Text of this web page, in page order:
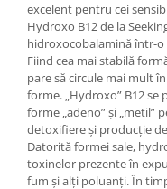
excelent pentru cei
Hydroxo B12 de la
hidroxocobalamină într-o
Fiind cea mai stabilă
pare să circule mai mult
forme. „Hydroxo” B12
forme „adeno” și „metil”
detoxifiere și producție
Datorită formei sale,
toxinelor prezente în
fum și alți poluanți. În